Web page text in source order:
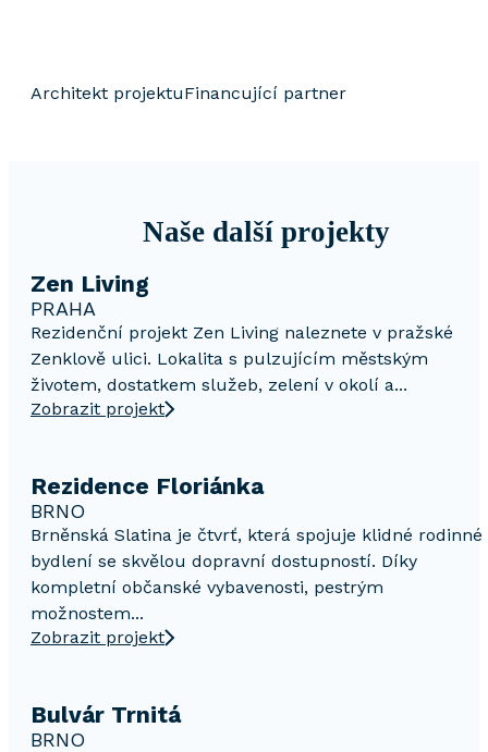
Architekt projektuFinancující partner
Naše další projekty
Zen Living
PRAHA
Rezidenční projekt Zen Living naleznete v pražské
Zenklově ulici. Lokalita s pulzujícím městským
životem, dostatkem služeb, zelení v okolí a...
Zobrazit projekt
Rezidence Floriánka
BRNO
Brněnská Slatina je čtvrť, která spojuje klidné rodinné
bydlení se skvělou dopravní dostupností. Díky
kompletní občanské vybavenosti, pestrým
možnostem...
Zobrazit projekt
Bulvár Trnitá
BRNO